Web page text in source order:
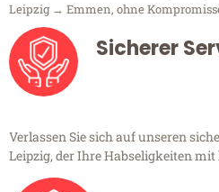
Leipzig → Emmen, ohne
Sicherer
Verlassen Sie sich auf unseren
Leipzig, der Ihre Habseligkeiten